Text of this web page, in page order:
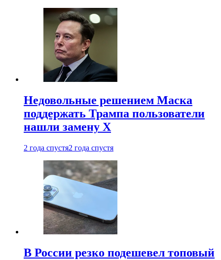
Недовольные решением Маска
поддержать Трампа пользователи
нашли замену X
2 года спустя2 года спустя
В России резко подешевел топовый